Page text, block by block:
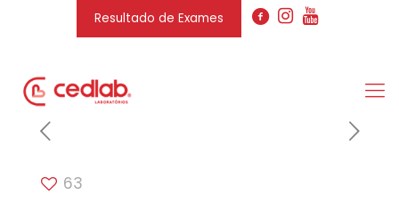
Resultado de Exames
63